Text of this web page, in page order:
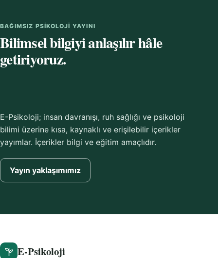
BAĞIMSIZ PSIKOLOJI YAYINI
Bilimsel bilgiyi anlaşılır hâle
getiriyoruz.
E-Psikoloji; insan davranışı, ruh sağlığı ve psikoloji
bilimi üzerine kısa, kaynaklı ve erişilebilir içerikler
yayımlar. İçerikler bilgi ve eğitim amaçlıdır.
Yayın yaklaşımımız
E-Psikoloji